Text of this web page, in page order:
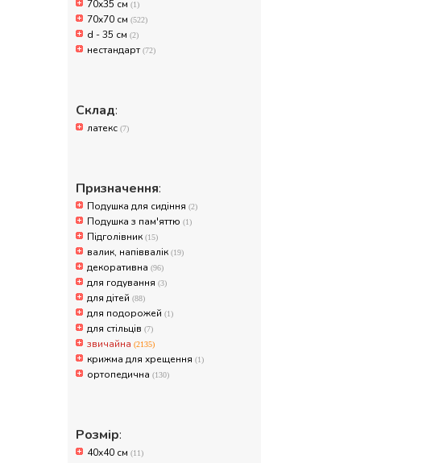
70x35 см (1)
70x70 см (522)
d - 35 см (2)
нестандарт(72)
Склад:
латекс (7)
Призначення:
Подушка для сидіння (2)
Подушка з пам'яттю (1)
Підголівник (15)
валик, напіввалік (19)
декоративна (96)
для годування (3)
для дітей (88)
для подорожей (1)
для стільців (7)
звичайна (2135)
крижма для хрещення (1)
ортопедична (130)
Розмір:
40х40 см (11)